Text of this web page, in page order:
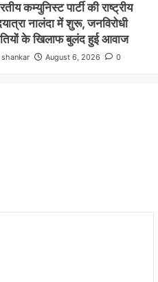
कम्युनिस्ट पार्टी की राष्ट्रीय
नालंदा में शुरू, जनविरोधी
के खिलाफ बुलंद हुई आवाज
shankar August 6, 2026 0